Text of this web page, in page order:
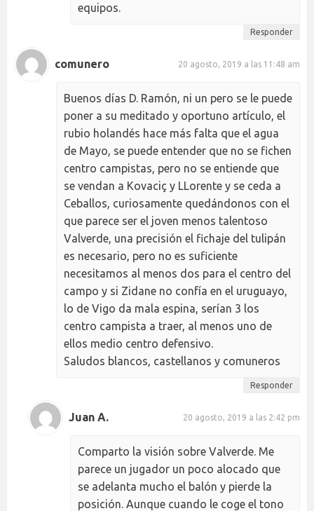
equipos.
Responder
comunero 20 agosto, 2019 a las 11:48 am
Buenos días D. Ramón, ni un pero se le puede
poner a su meditado y oportuno artículo, el
rubio holandés hace más falta que el agua
de Mayo, se puede entender que no se fichen
centro campistas, pero no se entiende que
se vendan a Kovaciç y LLorente y se ceda a
Ceballos, curiosamente quedándonos con el
que parece ser el joven menos talentoso
Valverde, una precisión el fichaje del tulipán
es necesario, pero no es suficiente
necesitamos al menos dos para el centro del
campo y si Zidane no confía en el uruguayo,
lo de Vigo da mala espina, serían 3 los
centro campista a traer, al menos uno de
ellos medio centro defensivo.
Saludos blancos, castellanos y comuneros
Responder
Juan A. 20 agosto, 2019 a las 2:42 pm
Comparto la visión sobre Valverde. Me
parece un jugador un poco alocado que
se adelanta mucho el balón y pierde la
posición. Aunque cuando le coge el tono